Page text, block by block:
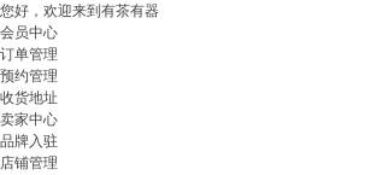
您好，欢迎来到有茶有器
会员中心
订单管理
预约管理
收货地址
卖家中心
品牌入驻
店铺管理